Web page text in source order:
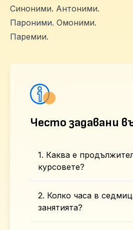
Синоними. Антоними.
Пароними. Омоними.
Паремии.
Често задавани
1. Каква е
курсовете?
2. Колко часа в
занятията?